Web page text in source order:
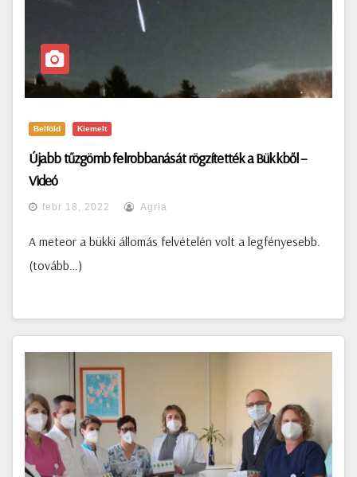
Belföld Kiemelt
Újabb tűzgömb felrobbanását rögzítették a Bükkből –
Videó
febr 18, 2022 Agria
A meteor a bükki állomás felvételén volt a legfényesebb.
(tovább…)